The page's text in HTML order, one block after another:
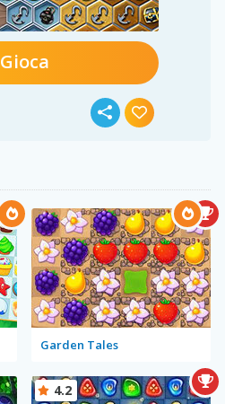
Gioca
Garden Tales
4.2